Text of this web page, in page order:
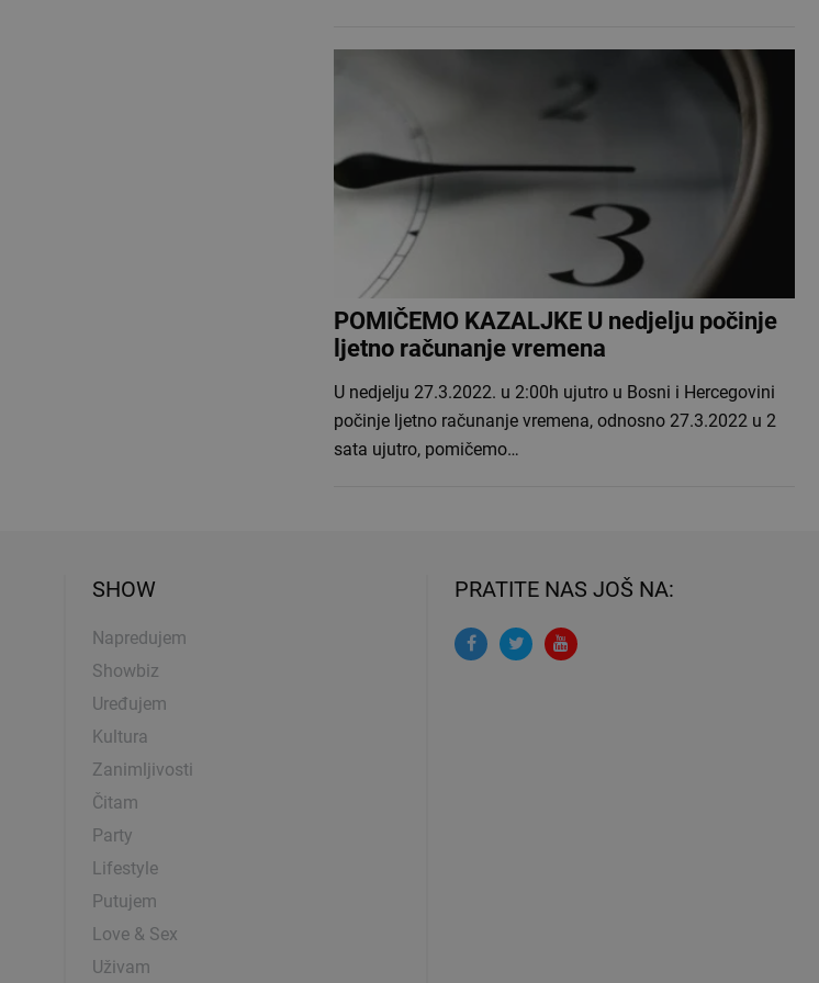
POMIČEMO KAZALJKE U nedjelju počinje
ljetno računanje vremena
U nedjelju 27.3.2022. u 2:00h ujutro u Bosni i Hercegovini
počinje ljetno računanje vremena, odnosno 27.3.2022 u 2
sata ujutro, pomičemo…
SHOW
Napredujem
Showbiz
Uređujem
Kultura
Zanimljivosti
Čitam
Party
Lifestyle
Putujem
Love & Sex
Uživam
PRATITE NAS JOŠ NA: